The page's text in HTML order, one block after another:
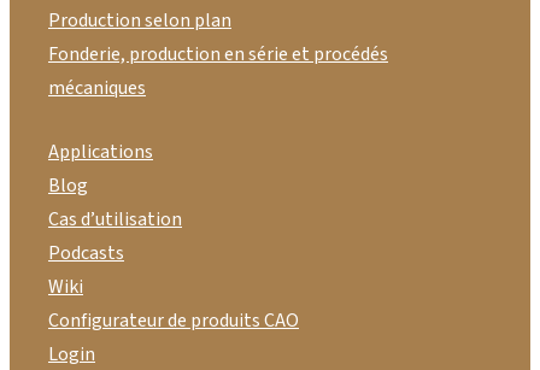
Production selon plan
Fonderie, production en série et procédés
mécaniques
Applications
Blog
Cas d’utilisation
Podcasts
Wiki
Configurateur de produits CAO
Login